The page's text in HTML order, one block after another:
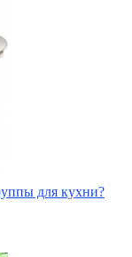
для кухни?